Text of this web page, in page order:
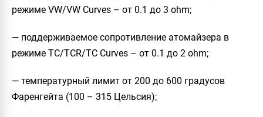
режиме VW/VW Curves – от 0.1 до 3 ohm;
— поддерживаемое сопротивление атомайзера в
режиме TC/TCR/TC Curves – от 0.1 до 2 ohm;
— температурный лимит от 200 до 600 градусов
Фаренгейта (100 – 315 Цельсия);